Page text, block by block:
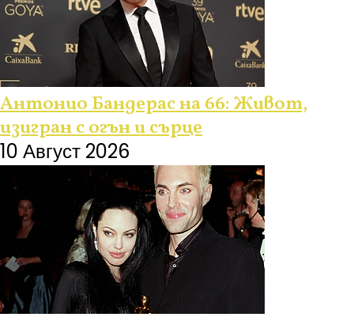
Антонио Бандерас на 66: Живот,
изигран с огън и сърце
10 Август 2026